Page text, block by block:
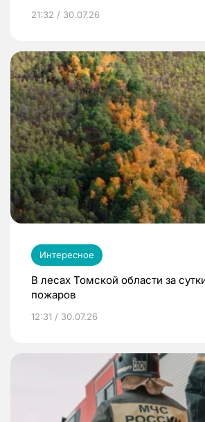
21:32 / 30.07.26
Интересное
В лесах Томской области за
пожаров
12:31 / 30.07.26